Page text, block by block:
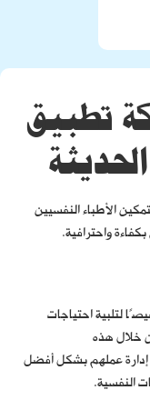
تطبيق
الأطباء النفسيين
واحترافية.
لتلبية احتياجات
خلال هذه
عملهم بشكل أفضل
النفسية.